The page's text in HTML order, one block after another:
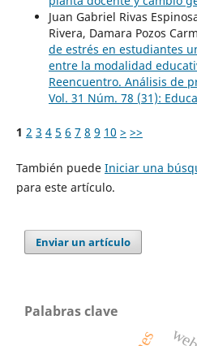
Juan Gabriel Rivas
Rivera, Damara Pozos
de estrés en estudiantes
entre la modalidad
Reencuentro. Análisis de
Vol. 31 Núm. 78 (31):
1 2 3 4 5 6 7 8 9 10 > >>
También puede Iniciar una
para este artículo.
Enviar un artículo
Palabras clave